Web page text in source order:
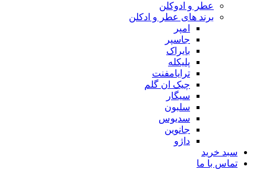
عطر و ادوکلن
برند های عطر و ادکلن
امپر
جاسپر
بایراک
پلیکله
ترایامفنت
چیک ان گلم
سیگار
سلبون
سدیوس
جانوین
داژو
سبد خرید
تماس با ما